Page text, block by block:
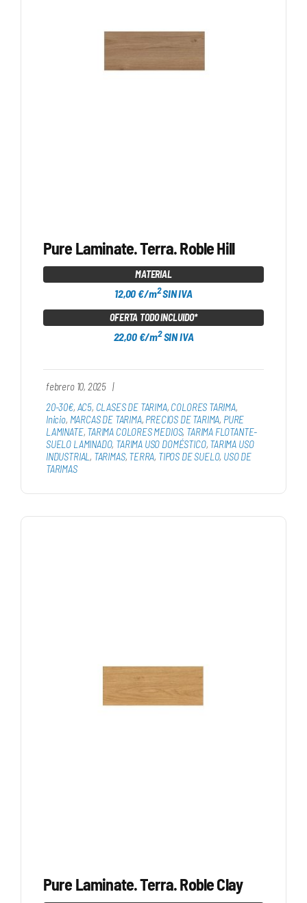
Pure Laminate. Terra. Roble Hill
MATERIAL
12,00 €/m2SIN IVA
OFERTA TODO INCLUIDO*
22,00 €/m2SIN IVA
febrero 10, 2025 |
20-30€, AC5, CLASES DE TARIMA, COLORES TARIMA,
Inicio, MARCAS DE TARIMA, PRECIOS DE TARIMA, PURE
LAMINATE, TARIMA COLORES MEDIOS, TARIMA FLOTANTE-
SUELO LAMINADO, TARIMA USO DOMÉSTICO, TARIMA USO
INDUSTRIAL , TARIMAS, TERRA, TIPOS DE SUELO, USO DE
TARIMAS
Pure Laminate. Terra. Roble Clay